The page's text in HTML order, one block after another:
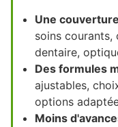
Une
soins courants,
dentaire,
Des formules
ajustables,
options
Moins